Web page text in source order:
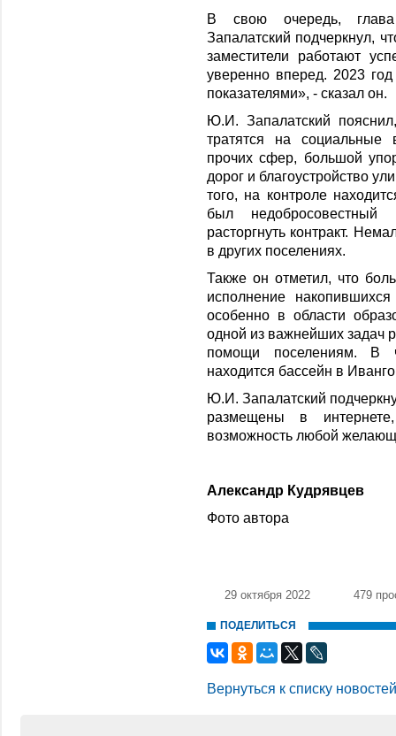
В свою очередь,
Запалатский подчеркнул,
заместители работают
уверенно вперед. 2023
показателями», - сказал он.
Ю.И. Запалатский
тратятся на
прочих сфер, большой
дорог и благоустройство
того, на контроле
был
расторгнуть контракт.
в других поселениях.
Также он отметил, что
исполнение
особенно в области
одной из важнейших задач
помощи поселениям. В
находится бассейн в
Ю.И. Запалатский
размещены в
возможность любой
Александр Кудрявцев
Фото автора
29 октября 2022 479
ПОДЕЛИТЬСЯ
Вернуться к списку новостей